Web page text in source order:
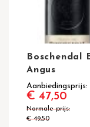
Boschendal
Angus
Aanbiedingsprijs
€ 47,50
Normale prijs
€ 49,50